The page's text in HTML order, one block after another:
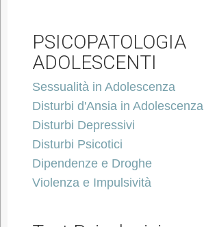
PSICOPATOLOGIA
ADOLESCENTI
Sessualità in Adolescenza
Disturbi d'Ansia in Adolescenza
Disturbi Depressivi
Disturbi Psicotici
Dipendenze e Droghe
Violenza e Impulsività